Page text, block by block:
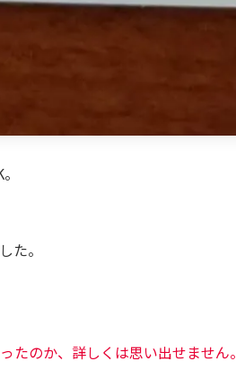
た。
たのか、詳しくは思い出せません。